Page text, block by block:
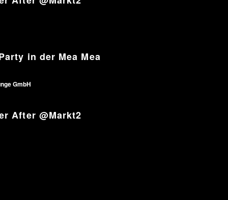
in der Mea Mea
GmbH
After @Markt2